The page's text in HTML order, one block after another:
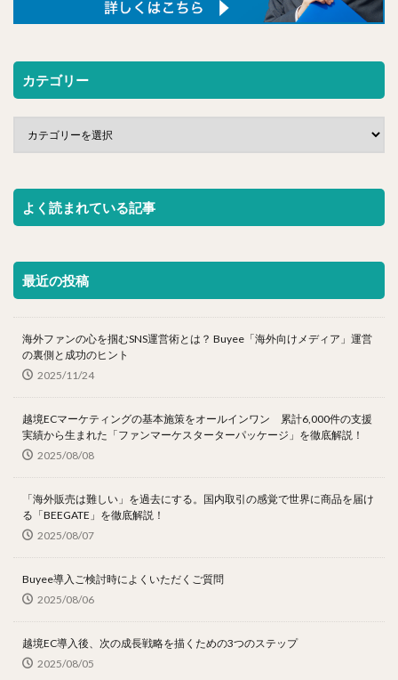
カテゴリー
よく読まれている記事
最近の投稿
海外ファンの心を掴むSNS運営術とは？ Buyee「海外向けメディア」運営
の裏側と成功のヒント
2025/11/24
越境ECマーケティングの基本施策をオールインワン 累計6,000件の支援
実績から生まれた「ファンマーケスターターパッケージ」を徹底解説！
2025/08/08
「海外販売は難しい」を過去にする。国内取引の感覚で世界に商品を届け
る「BEEGATE」を徹底解説！
2025/08/07
Buyee導入ご検討時によくいただくご質問
2025/08/06
越境EC導入後、次の成長戦略を描くための3つのステップ
2025/08/05